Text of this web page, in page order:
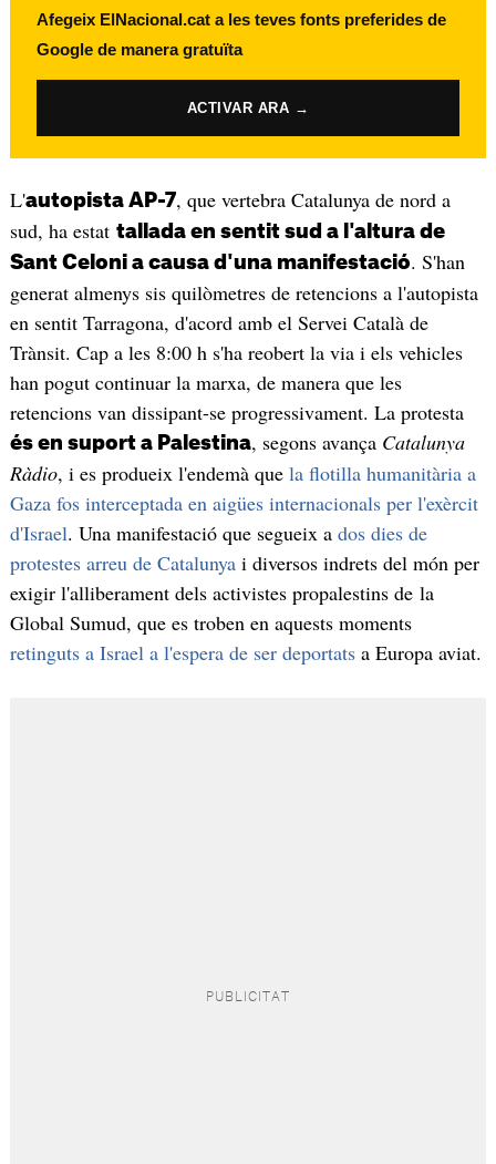
Afegeix ElNacional.cat a les teves fonts preferides de
Google de manera gratuïta
ACTIVAR ARA →
L'autopista AP-7, que vertebra Catalunya de nord a
sud, ha estat tallada en sentit sud a l'altura de
Sant Celoni a causa d'una manifestació. S'han
generat almenys sis quilòmetres de retencions a l'autopista
en sentit Tarragona, d'acord amb el Servei Català de
Trànsit. Cap a les 8:00 h s'ha reobert la via i els vehicles
han pogut continuar la marxa, de manera que les
retencions van dissipant-se progressivament. La protesta
és en suport a Palestina, segons avança Catalunya
Ràdio, i es produeix l'endemà quela flotilla humanitària a
Gaza fos interceptada en aigües internacionals per l'exèrcit
d'Israel. Una manifestació que segueix a dos dies de
protestes arreu de Catalunyai diversos indrets del món per
exigir l'alliberament dels activistes propalestins de la
Global Sumud, que es troben en aquests moments
retinguts a Israel a l'espera de ser deportatsa Europa aviat.